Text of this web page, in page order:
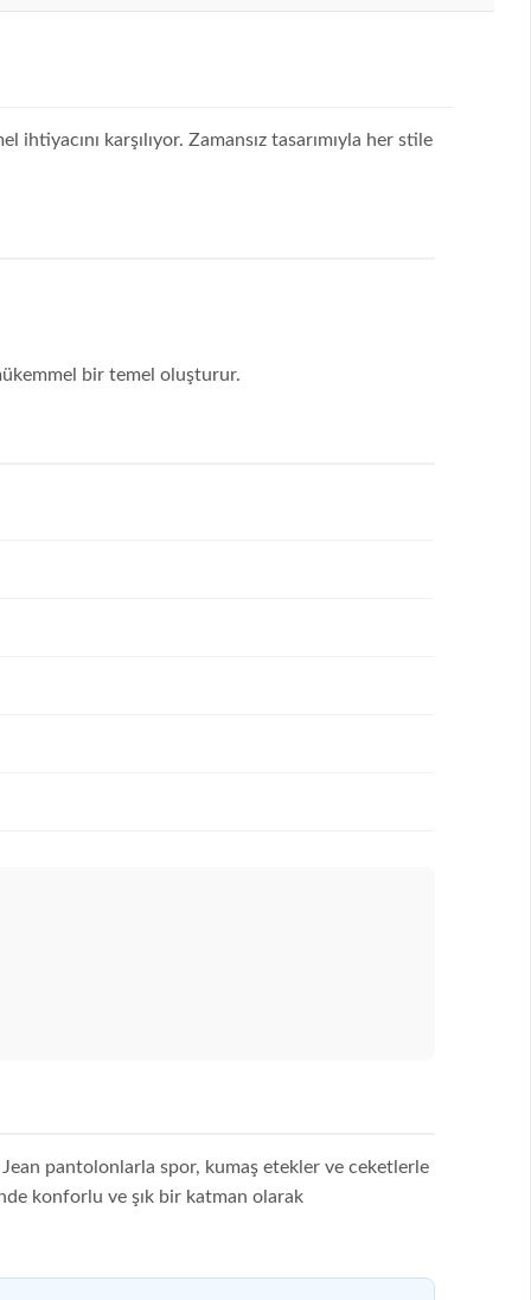
karşılıyor. Zamansız tasarımıyla her stile
bir temel oluşturur.
pantolonlarla spor, kumaş etekler ve ceketlerle
konforlu ve şık bir katman olarak